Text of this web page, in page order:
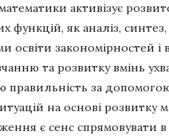
активізує
функцій, як аналіз,
освіти закономірностей
та розвитку вмінь
правильність за
на основі розвитку
є сенс спрямовувати в